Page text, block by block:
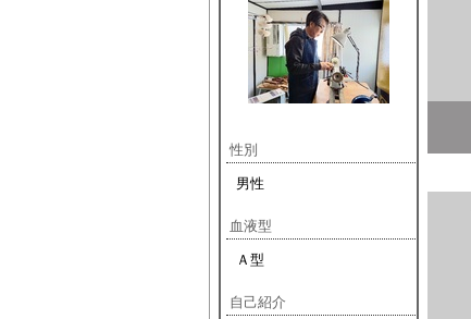
性別
男性
血液型
Ａ型
自己紹介